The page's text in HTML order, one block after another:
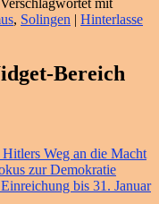
Verschlagwortet mit
, Solingen | Hinterlasse
Bereich
Weg an die Macht
zur Demokratie
bis 31. Januar